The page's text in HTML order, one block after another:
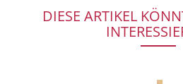
DIESE ARTIKEL